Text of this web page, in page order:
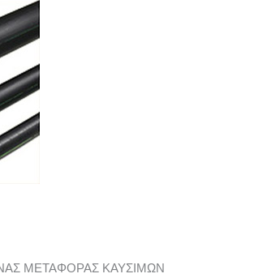
ΜΕΤΑΦΟΡΑΣ ΚΑΥΣΙΜΩΝ